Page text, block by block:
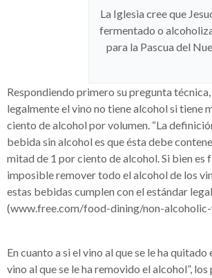
La Iglesia cree que
fermentado o
para la Pascua del
Respondiendo primero su pregunta
legalmente el vino no tiene alcohol si tiene
ciento de alcohol por volumen. “La
bebida sin alcohol es que ésta debe
mitad de 1 por ciento de alcohol. Si bien es
imposible remover todo el alcohol de los
estas bebidas cumplen con el estándar
(www.free.com/food-dining/non-alcoholic-
En cuanto a si el vino al que se le ha quitado
vino al que se le ha removido el alcohol”,